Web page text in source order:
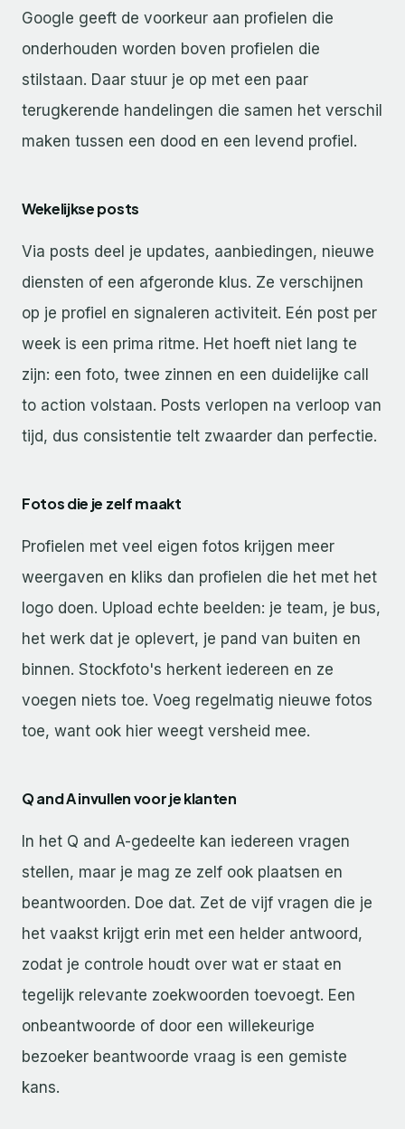
Google geeft de voorkeur aan profielen die
onderhouden worden boven profielen die
stilstaan. Daar stuur je op met een paar
terugkerende handelingen die samen het verschil
maken tussen een dood en een levend profiel.
Wekelijkse posts
Via posts deel je updates, aanbiedingen, nieuwe
diensten of een afgeronde klus. Ze verschijnen
op je profiel en signaleren activiteit. Eén post per
week is een prima ritme. Het hoeft niet lang te
zijn: een foto, twee zinnen en een duidelijke call
to action volstaan. Posts verlopen na verloop van
tijd, dus consistentie telt zwaarder dan perfectie.
Fotos die je zelf maakt
Profielen met veel eigen fotos krijgen meer
weergaven en kliks dan profielen die het met het
logo doen. Upload echte beelden: je team, je bus,
het werk dat je oplevert, je pand van buiten en
binnen. Stockfoto's herkent iedereen en ze
voegen niets toe. Voeg regelmatig nieuwe fotos
toe, want ook hier weegt versheid mee.
Q and A invullen voor je klanten
In het Q and A-gedeelte kan iedereen vragen
stellen, maar je mag ze zelf ook plaatsen en
beantwoorden. Doe dat. Zet de vijf vragen die je
het vaakst krijgt erin met een helder antwoord,
zodat je controle houdt over wat er staat en
tegelijk relevante zoekwoorden toevoegt. Een
onbeantwoorde of door een willekeurige
bezoeker beantwoorde vraag is een gemiste
kans.